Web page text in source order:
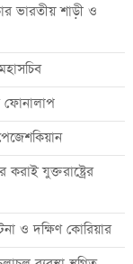
ভারতীয় শাড়ী ও
ফোনালাপ
যুক্তরাষ্ট্রের
ও দক্ষিণ কোরিয়ার